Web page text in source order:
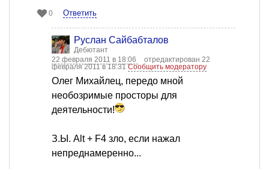
0 Ответить
Руслан Сайбабталов
Дебютант
22 февраля 2011 в 18:06
отредактирован 22
февраля 2011 в 18:31Сообщить модератору
Олег Михайлец, передо мной
необозримые просторы для
деятельности!
З.Ы. Alt + F4 зло, если нажал
непреднамеренно...